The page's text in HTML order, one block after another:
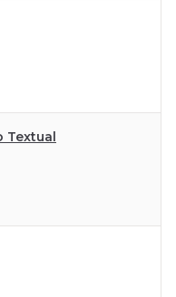
Textual